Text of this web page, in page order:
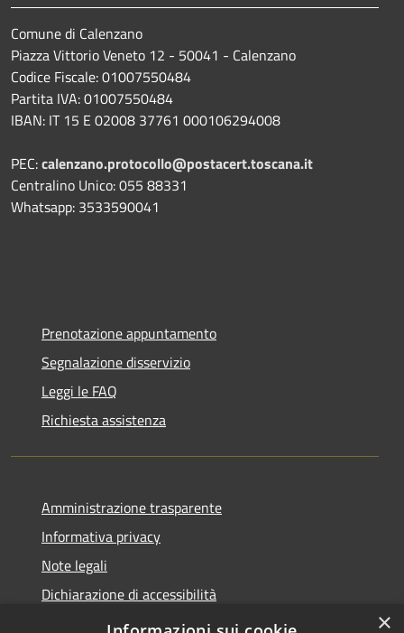
Comune di Calenzano
Piazza Vittorio Veneto 12 - 50041 - Calenzano
Codice Fiscale: 01007550484
Partita IVA: 01007550484
IBAN: IT 15 E 02008 37761 000106294008
PEC:calenzano.protocollo@postacert.toscana.it
Centralino Unico: 055 88331
Whatsapp: 3533590041
Prenotazione appuntamento
Segnalazione disservizio
Leggi le FAQ
Richiesta assistenza
Amministrazione trasparente
Informativa privacy
Note legali
Dichiarazione di accessibilità
Statistiche Web
×